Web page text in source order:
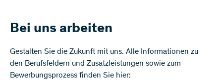
Bei uns arbeiten
Gestalten Sie die Zukunft mit uns. Alle Informationen zu
den Berufsfeldern und Zusatzleistungen sowie zum
Bewerbungsprozess finden Sie hier: